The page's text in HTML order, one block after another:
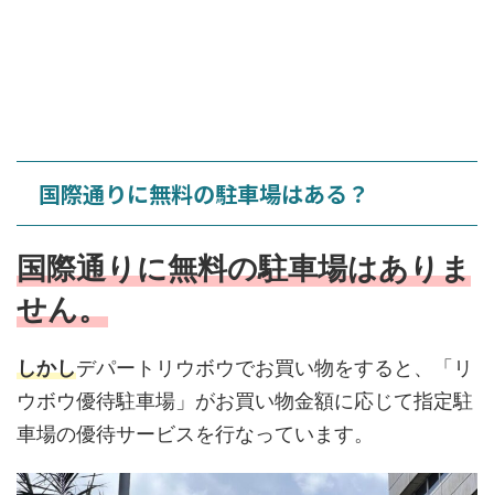
国際通りに無料の駐車場はある？
国際通りに無料の駐車場はありま
せん。
しかしデパートリウボウでお買い物をすると、「リ
ウボウ優待駐車場」がお買い物金額に応じて指定駐
車場の優待サービスを行なっています。